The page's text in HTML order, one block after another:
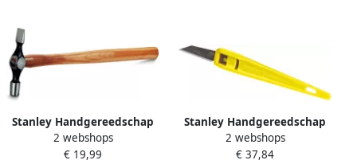
Stanley Handgereedschap
Penbankhamer 100gr 1-54-
077
2 webshops
€ 19,99
Stanley Handgereedschap
Wegwerpmesjes 140mm
Display: 50vstuks 1-10-601
2 webshops
€ 37,84